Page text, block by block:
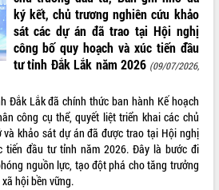
ký kết, chủ trương nghiên cứu khảo
sát các dự án đã trao tại Hội nghị
công bố quy hoạch và xúc tiến đầu
tư tỉnh Đắk Lắk năm 2026 (09/07/2026,
Đắk Lắk đã chính thức ban hành Kế hoạch
công cụ thể, quyết liệt triển khai các chủ
khảo sát dự án đã được trao tại Hội nghị
tiến đầu tư tỉnh năm 2026. Đây là bước đi
nguồn lực, tạo đột phá cho tăng trưởng
hội bền vững.